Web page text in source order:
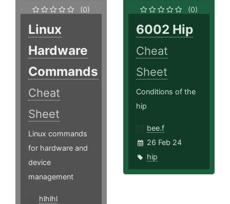
(0)
Linux
Hardware
Commands
Cheat
Sheet
Linux commands
for hardware and
device
management
hlhlhl
(0)
6002 Hip
Cheat
Sheet
Conditions of the
hip
bee.f
26 Feb 24
hip